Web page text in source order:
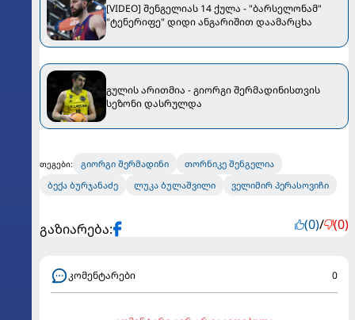
[VIDEO] შენგელიას 14 ქულა - "ბარსელონამ"
"ტენერიფე" დიდი ანგარიშით დაამარცხა
გულის არითმია - გიორგი შერმადინისთვის
სეზონი დასრულდა
თეგები: გიორგი შერმადინი
თორნიკე შენგელია
ბექა ბურჯანაძე
ლუკა ბულაშვილი ველიმირ პერასოვიჩი
გაზიარება: (0)/ (0)
კომენტარები 0